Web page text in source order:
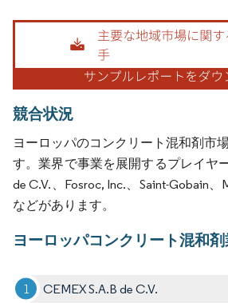
画像 © Mordor Intelligence。再利用にはCC BY
競合状況
ヨーロッパのコンクリート混和剤市
す。業界で事業を展開するプレイヤ
de C.V.、Fosroc, Inc.、Saint-Gobain、
などがあります。
ヨーロッパコンクリート混和
CEMEX S.A.B de C.V.